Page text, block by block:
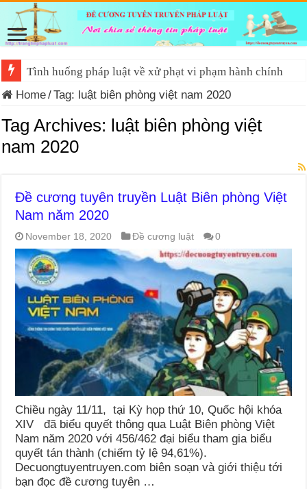
Tình huống pháp luật về xử phạt vi phạm hành chính
Home/Tag: luật biên phòng việt nam 2020
Tag Archives: luật biên phòng việt
nam 2020
Đề cương tuyên truyền Luật Biên phòng Việt
Nam năm 2020
November 18, 2020 Đề cương luật 0
Chiều ngày 11/11, tại Kỳ họp thứ 10, Quốc hội khóa
XIV đã biểu quyết thông qua Luật Biên phòng Việt
Nam năm 2020 với 456/462 đại biểu tham gia biểu
quyết tán thành (chiếm tỷ lệ 94,61%).
Decuongtuyentruyen.com biên soạn và giới thiệu tới
bạn đọc đề cương tuyên …